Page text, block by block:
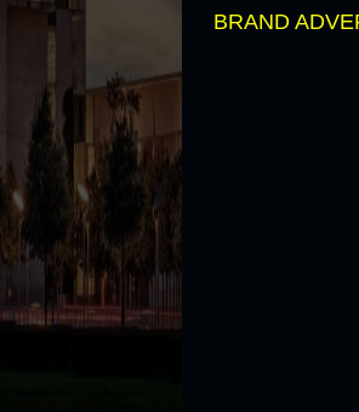
BRAND